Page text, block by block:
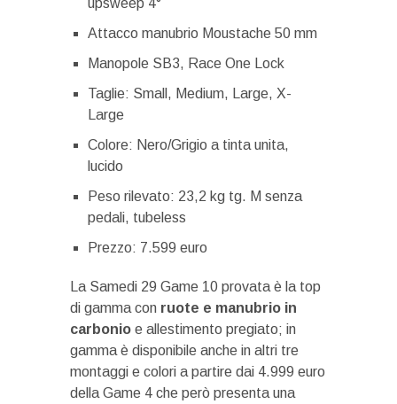
upsweep 4°
Attacco manubrio Moustache 50 mm
Manopole SB3, Race One Lock
Taglie: Small, Medium, Large, X-
Large
Colore: Nero/Grigio a tinta unita,
lucido
Peso rilevato: 23,2 kg tg. M senza
pedali, tubeless
Prezzo: 7.599 euro
La Samedi 29 Game 10 provata è la top
di gamma con ruote e manubrio in
carbonio e allestimento pregiato; in
gamma è disponibile anche in altri tre
montaggi e colori a partire dai 4.999 euro
della Game 4 che però presenta una